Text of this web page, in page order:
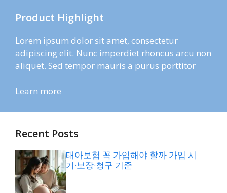
Product Highlight
Lorem ipsum dolor sit amet, consectetur
adipiscing elit. Nunc imperdiet rhoncus arcu non
aliquet. Sed tempor mauris a purus porttitor
Learn more
Recent Posts
태아보험 꼭 가입해야 할까 가입 시
기·보장·청구 기준